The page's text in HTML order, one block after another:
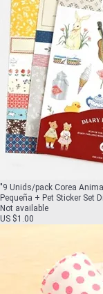
"9 Unids/pack Corea
Pequeña + Pet Sticker Set
Not available
US $1.00